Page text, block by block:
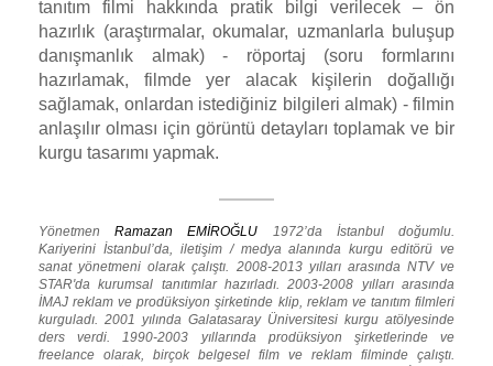
tanıtım filmi hakkında pratik bilgi verilecek – ön
hazırlık (araştırmalar, okumalar, uzmanlarla buluşup
danışmanlık almak) - röportaj (soru formlarını
hazırlamak, filmde yer alacak kişilerin doğallığı
sağlamak, onlardan istediğiniz bilgileri almak) - filmin
anlaşılır olması için görüntü detayları toplamak ve bir
kurgu tasarımı yapmak.
YönetmenRamazan EMİROĞLU 1972’da İstanbul doğumlu.
Kariyerini İstanbul’da, iletişim / medya alanında kurgu editörü ve
sanat yönetmeni olarak çalıştı. 2008-2013 yılları arasında NTV ve
STAR'da kurumsal tanıtımlar hazırladı. 2003-2008 yılları arasında
İMAJ reklam ve prodüksiyon şirketinde klip, reklam ve tanıtım filmleri
kurguladı. 2001 yılında Galatasaray Üniversitesi kurgu atölyesinde
ders verdi. 1990-2003 yıllarında prodüksiyon şirketlerinde ve
freelance olarak, birçok belgesel film ve reklam filminde çalıştı.